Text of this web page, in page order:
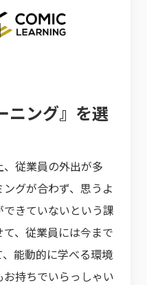
ニング』を選
従業員の外出が多
グが合わず、思うよ
きていないという課
、従業員には今まで
能動的に学べる環境
持ちでいらっしゃい